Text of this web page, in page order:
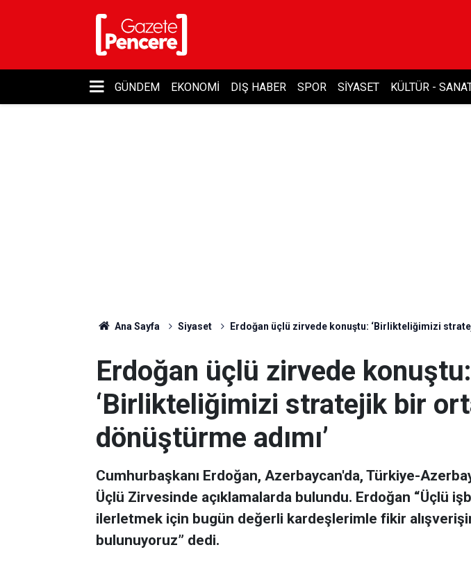
GÜNDEM EKONOMI DIŞ HABER SPOR SIYASET KÜLTÜR -
Ana Sayfa Siyaset Erdoğan üçlü zirvede konuştu: ‘Birlikteliğimizi
Erdoğan üçlü zirvede konuştu:
‘Birlikteliğimizi stratejik bir
dönüştürme adımı’
Cumhurbaşkanı Erdoğan, Azerbaycan'da, Türkiye-
Üçlü Zirvesinde açıklamalarda bulundu. Erdoğan “Üçlü
ilerletmek için bugün değerli kardeşlerimle fikir
bulunuyoruz” dedi.